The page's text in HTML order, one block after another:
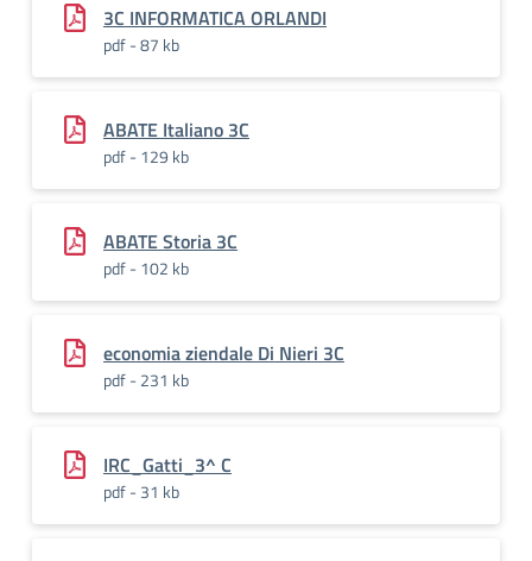
3C INFORMATICA ORLANDI
pdf - 87 kb
ABATE Italiano 3C
pdf - 129 kb
ABATE Storia 3C
pdf - 102 kb
economia ziendale Di Nieri 3C
pdf - 231 kb
IRC_Gatti_3^ C
pdf - 31 kb